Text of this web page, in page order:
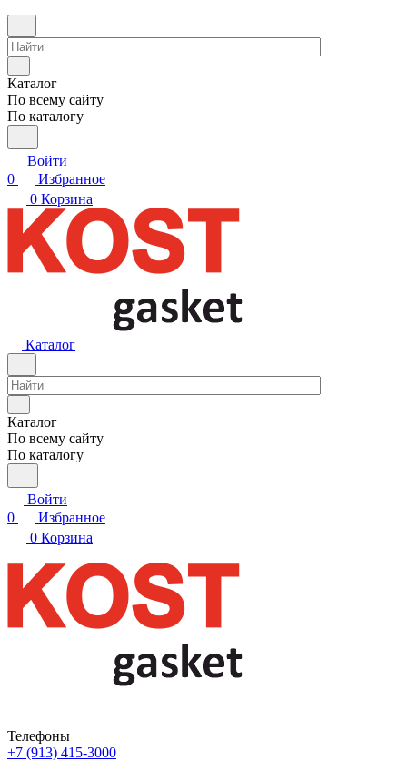
Каталог
По всему сайту
По каталогу
Войти
0
Избранное
0 Корзина
Каталог
Каталог
По всему сайту
По каталогу
Войти
0
Избранное
0 Корзина
Телефоны
+7 (913) 415-3000